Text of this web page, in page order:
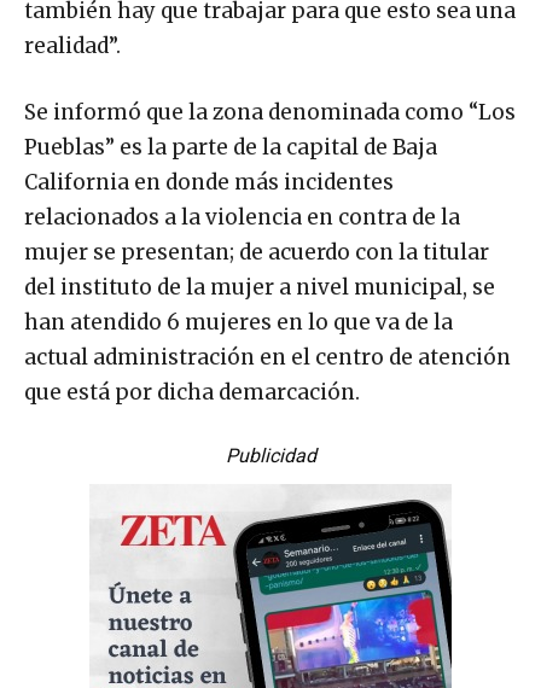
también hay que trabajar para que esto sea una
realidad”.
Se informó que la zona denominada como “Los
Pueblas” es la parte de la capital de Baja
California en donde más incidentes
relacionados a la violencia en contra de la
mujer se presentan; de acuerdo con la titular
del instituto de la mujer a nivel municipal, se
han atendido 6 mujeres en lo que va de la
actual administración en el centro de atención
que está por dicha demarcación.
Publicidad